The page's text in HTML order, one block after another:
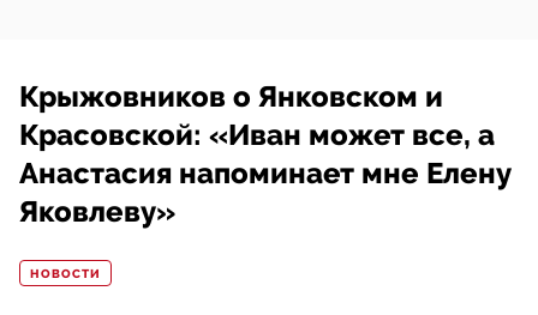
Крыжовников о Янковском и
Красовской: «Иван может все, а
Анастасия напоминает мне Елену
Яковлеву»
НОВОСТИ